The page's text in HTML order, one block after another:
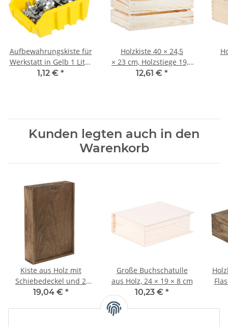
Aufbewahrungskiste für
Werkstatt in Gelb 1 Liter
Aufnahme Inhalt
1,12 € *
Holzkiste 40 × 24,5
× 23 cm, Holzstiege 19,5
Liter
12,61 € *
Kunden legten auch in den
Warenkorb
Kiste aus Holz mit
Schiebedeckel und 2
Fächern, 32 × 21 × 6 cm
19,04 € *
Große Buchschatulle
aus Holz, 24 × 19 × 8 cm
10,23 € *